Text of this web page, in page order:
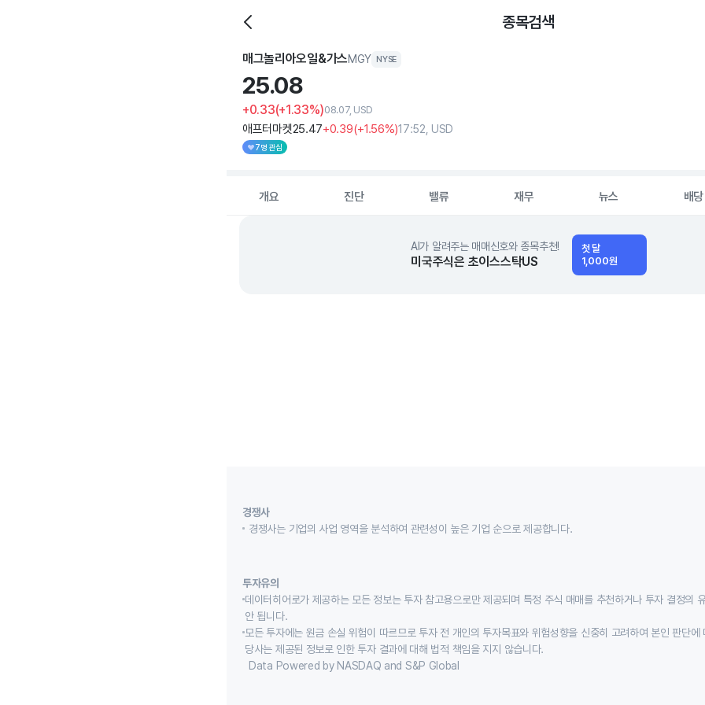
종목검색
매그놀리아오일&가스MGY NYSE
25.08
+0.33(+1.33%)08.07, USD
애프터마켓25.47+0.39(+1.56%)17:52, USD
7명 관심
개요 진단 밸류 재무 뉴스 배당
AI가 알려주는 매매신호와 종목추천!
미국주식은 초이스스탁US
첫 달
1,000원
경쟁사
경쟁사는 기업의 사업 영역을 분석하여 관련성이 높은 기업 순으로 제공합니다.
투자유의
데이터히어로가 제공하는 모든 정보는 투자 참고용으로만 제공되며 특정 주식 매매를 추천하거나 투자 결정의
안 됩니다.
모든 투자에는 원금 손실 위험이 따르므로 투자 전 개인의 투자목표와 위험성향을 신중히 고려하여 본인 판단에
당사는 제공된 정보로 인한 투자 결과에 대해 법적 책임을 지지 않습니다.
Data Powered by NASDAQ and S&P Global